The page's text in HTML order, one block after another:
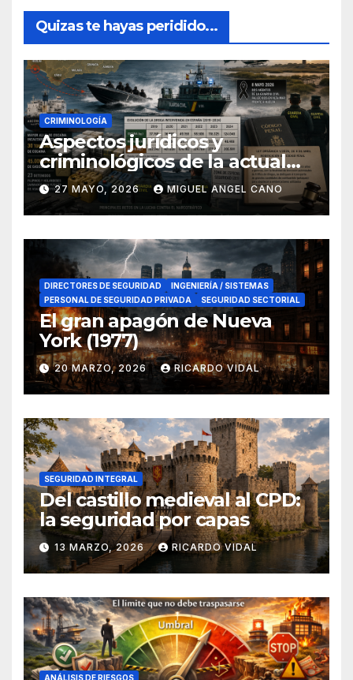
Quizas te hayas peridido...
CRIMINOLOGÍA
Aspectos jurídicos y
criminológicos de la actual
lucha contra el narcotráfico
en el sur de España
27 MAYO, 2026 MIGUEL ANGEL CANO
DIRECTORES DE SEGURIDAD
INGENIERÍA / SISTEMAS
PERSONAL DE SEGURIDAD PRIVADA
SEGURIDAD SECTORIAL
El gran apagón de Nueva
York (1977)
20 MARZO, 2026 RICARDO VIDAL
SEGURIDAD INTEGRAL
Del castillo medieval al CPD:
la seguridad por capas
13 MARZO, 2026 RICARDO VIDAL
ANÁLISIS DE RIESGOS